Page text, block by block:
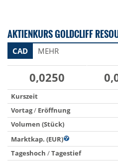
AKTIENKURS GOLDCLIFF
CAD MEHR
0,0250
Kurszeit
Vortag/ Eröffnung
Volumen (Stück)
Marktkap. (EUR)
Tageshoch /Tagestief